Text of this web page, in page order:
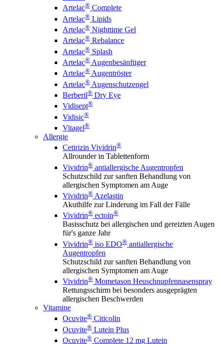
Artelac® Complete
Artelac® Lipids
Artelac® Nighttime Gel
Artelac® Rebalance
Artelac® Splash
Artelac® Augenbesänftiger
Artelac® Augentröster
Artelac® Augenschutzengel
Berberil® Dry Eye
Vidisept®
Vidisic®
Vitagel®
Allergie
Cetirizin Vividrin®
Allrounder in Tablettenform
Vividrin® antiallergische Augentropfen
Schutzschild zur sanften Behandlung von
allergischen Symptomen am Auge
Vividrin® Azelastin
Akuthilfe zur Linderung im Fall der Fälle
Vividrin® ectoin®
Basisschutz bei allergischen und gereizten Augen
für's ganze Jahr
Vividrin® iso EDO® antiallergische
Augentropfen
Schutzschild zur sanften Behandlung von
allergischen Symptomen am Auge
Vividrin® Mometason Heuschnupfennasenspray
Rettungsschirm bei besonders ausgeprägten
allergischen Beschwerden
Vitamine
Ocuvite® Citicolin
Ocuvite® Lutein Plus
Ocuvite® Complete 12 mg Lutein